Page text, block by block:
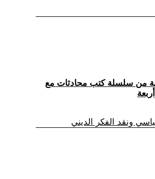
من سلسلة كتب محادثات مع
ونقد الفكر الديني